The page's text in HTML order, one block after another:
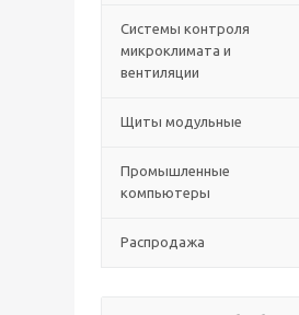
Системы контроля
микроклимата и
вентиляции
Щиты модульные
Промышленные
компьютеры
Распродажа